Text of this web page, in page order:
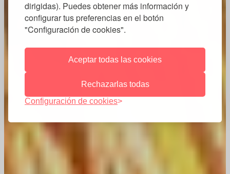
dirigidas). Puedes obtener más información y
configurar tus preferencias en el botón
"Configuración de cookies".
Aceptar todas las cookies
Rechazarlas todas
Configuración de cookies